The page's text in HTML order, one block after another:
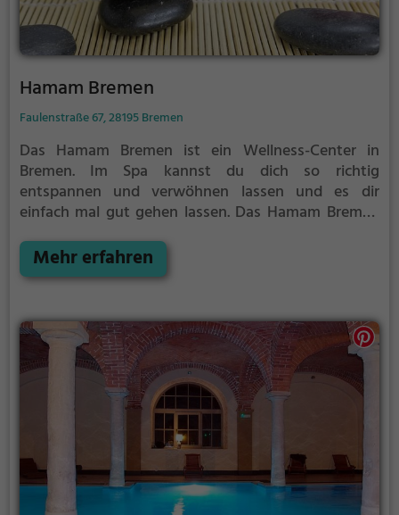
Hamam Bremen
Faulenstraße 67, 28195 Bremen
Das Hamam Bremen ist ein Wellness-Center in
Bremen. Im Spa kannst du dich so richtig
entspannen und verwöhnen lassen und es dir
einfach mal gut gehen lassen. Das Hamam Bremen
zu entspannen, auszuspannen und einfach einmal
nichts zu tun.
Mehr erfahren